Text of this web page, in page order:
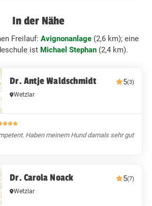
In der Nähe
Freilauf: Avignonanlage (2,6 km); eine
ist Michael Stephan (2,4 km).
Dr. Antje Waldschmidt 5(3)
Wetzlar
Haben meinem Hund damals sehr gut
Dr. Carola Noack 5(7)
Wetzlar